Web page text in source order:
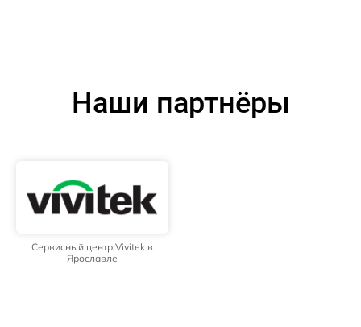
Наши партнёры
Сервисный центр Vivitek в
Ярославле